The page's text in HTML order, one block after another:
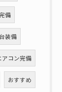
備
装備
アコン完備
おすすめ